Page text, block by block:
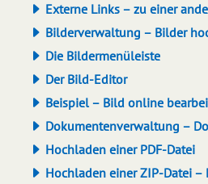
Externe Links – zu einer
Bilderverwaltung – Bilder
Die Bildermenüleiste
Der Bild-Editor
Beispiel – Bild online
Dokumentenverwaltung –
Hochladen einer PDF-Datei
Hochladen einer ZIP-Datei –